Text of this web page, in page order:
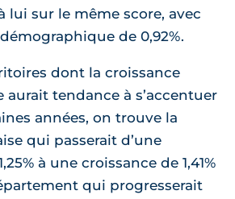
lui sur le même score, avec
de 0,92%.
dont la croissance
tendance à s’accentuer
années, on trouve la
qui passerait d’une
à une croissance de 1,41%
qui progresserait